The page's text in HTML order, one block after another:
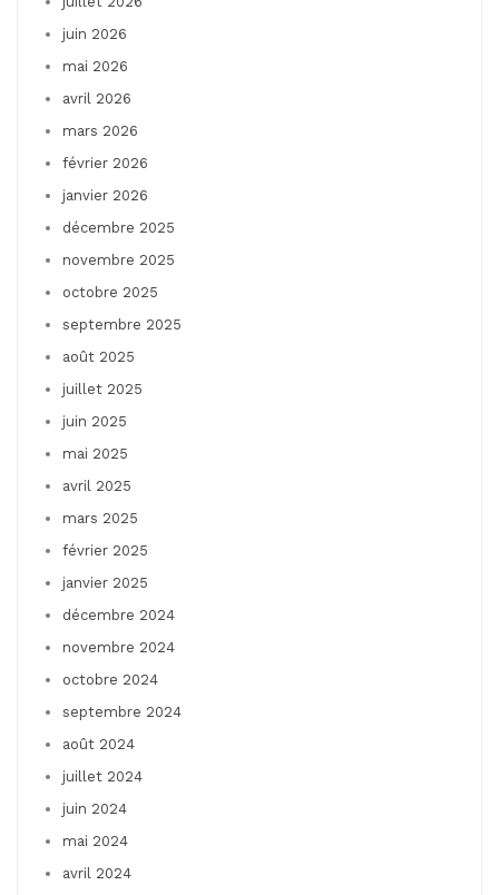
juin 2026
mai 2026
avril 2026
mars 2026
février 2026
janvier 2026
décembre 2025
novembre 2025
octobre 2025
septembre 2025
août 2025
juillet 2025
juin 2025
mai 2025
avril 2025
mars 2025
février 2025
janvier 2025
décembre 2024
novembre 2024
octobre 2024
septembre 2024
août 2024
juillet 2024
juin 2024
mai 2024
avril 2024